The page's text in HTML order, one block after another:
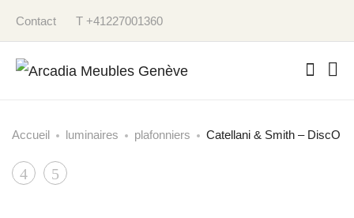
Contact T +41227001360
Accueil luminaires plafonniers Catellani & Smith – DiscO
Product
CatellaniCatellani